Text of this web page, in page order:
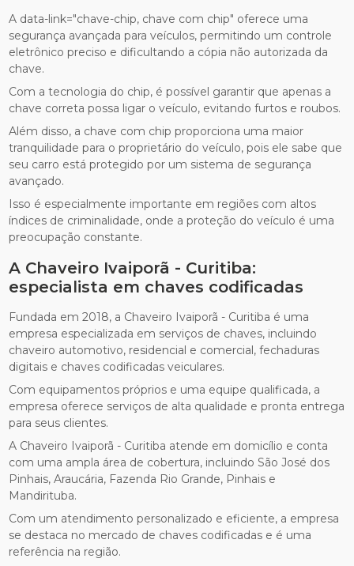
A data-link="chave-chip, chave com chip" oferece uma
segurança avançada para veículos, permitindo um controle
eletrônico preciso e dificultando a cópia não autorizada da
chave.
Com a tecnologia do chip, é possível garantir que apenas a
chave correta possa ligar o veículo, evitando furtos e roubos.
Além disso, a chave com chip proporciona uma maior
tranquilidade para o proprietário do veículo, pois ele sabe que
seu carro está protegido por um sistema de segurança
avançado.
Isso é especialmente importante em regiões com altos
índices de criminalidade, onde a proteção do veículo é uma
preocupação constante.
A Chaveiro Ivaiporã - Curitiba:
especialista em chaves codificadas
Fundada em 2018, a Chaveiro Ivaiporã - Curitiba é uma
empresa especializada em serviços de chaves, incluindo
chaveiro automotivo, residencial e comercial, fechaduras
digitais e chaves codificadas veiculares.
Com equipamentos próprios e uma equipe qualificada, a
empresa oferece serviços de alta qualidade e pronta entrega
para seus clientes.
A Chaveiro Ivaiporã - Curitiba atende em domicílio e conta
com uma ampla área de cobertura, incluindo São José dos
Pinhais, Araucária, Fazenda Rio Grande, Pinhais e
Mandirituba.
Com um atendimento personalizado e eficiente, a empresa
se destaca no mercado de chaves codificadas e é uma
referência na região.